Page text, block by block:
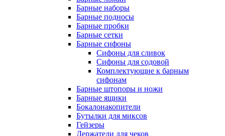
Барные наборы
Барные подносы
Барные пробки
Барные сетки
Барные сифоны
Сифоны для сливок
Сифоны для содовой
Комплектующие к барным
сифонам
Барные штопоры и ножи
Барные ящики
Бокалонакопители
Бутылки для миксов
Гейзеры
Держатели для чеков